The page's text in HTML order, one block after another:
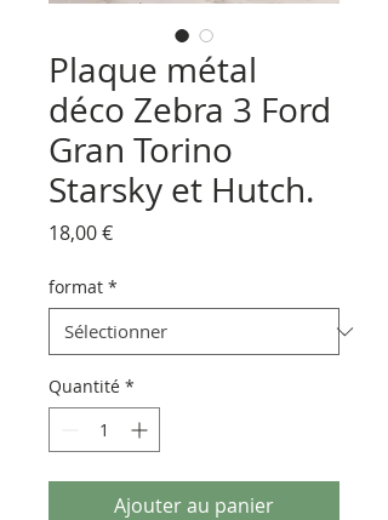
Plaque métal
déco Zebra 3 Ford
Gran Torino
Starsky et Hutch.
18,00 €Prix
format *
Quantité *
Ajouter au panier